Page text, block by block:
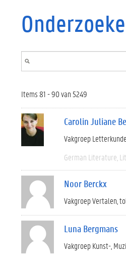
Items 81 - 90 van 5249
Carolin Juliane
Vakgroep Letterkunde
German Literature
Noor Berckx
Vakgroep Vertalen,
Luna Bergmans
Vakgroep Kunst-,